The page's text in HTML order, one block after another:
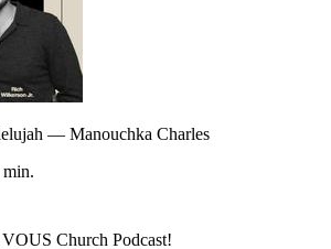
— Manouchka Charles
min.
Church Podcast!